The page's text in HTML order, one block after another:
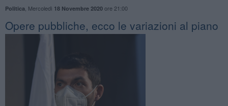
Politica Mercoledì 18 Novembre 2020ore 21:00
Opere pubbliche, ecco le variazioni al piano